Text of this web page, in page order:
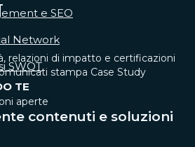
relazioni di impatto e certificazioni
stampa Case Study
TE
aperte
contenuti e soluzioni
e SEO
Network
SWOT